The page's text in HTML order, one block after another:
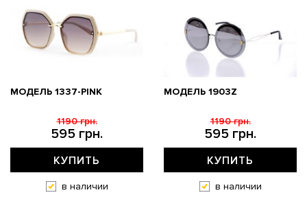
МОДЕЛЬ 1337-PINK
595 грн.
1190 грн.
КУПИТЬ
в наличии
МОДЕЛЬ 1903Z
595 грн.
1190 грн.
КУПИТЬ
в наличии